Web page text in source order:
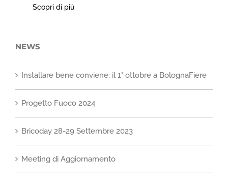
Scopri di più
NEWS
Installare bene conviene: il 1° ottobre a BolognaFiere
Progetto Fuoco 2024
Bricoday 28-29 Settembre 2023
Meeting di Aggiornamento